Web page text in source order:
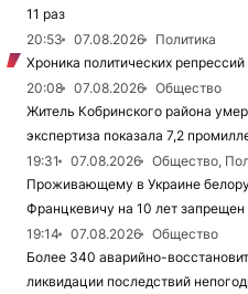
11 раз
20:53
07.08.2026
Политика
Хроника политических
20:08
07.08.2026
Общество
Житель Кобринского района
экспертиза показала 7,2
19:31
07.08.2026
Общество,
Проживающему в Украине
Францкевичу на 10 лет
19:14
07.08.2026
Общество
Более 340 аварийно-
ликвидации последствий